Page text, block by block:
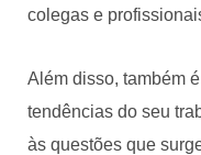
colegas e
Além disso, também
tendências do seu
às questões que